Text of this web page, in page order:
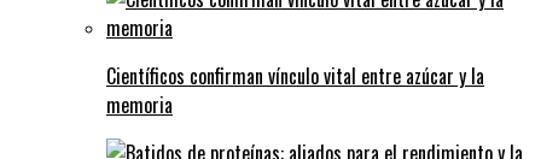
Científicos confirman vínculo vital entre azúcar y la
memoria